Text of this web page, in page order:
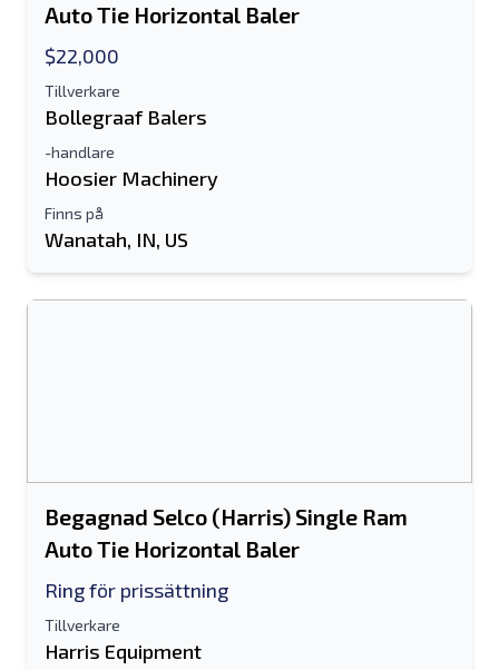
Auto Tie Horizontal Baler
$22,000
Tillverkare
Bollegraaf Balers
-handlare
Hoosier Machinery
Finns på
Wanatah, IN, US
Begagnad Selco (Harris) Single Ram
Auto Tie Horizontal Baler
Ring för prissättning
Tillverkare
Harris Equipment